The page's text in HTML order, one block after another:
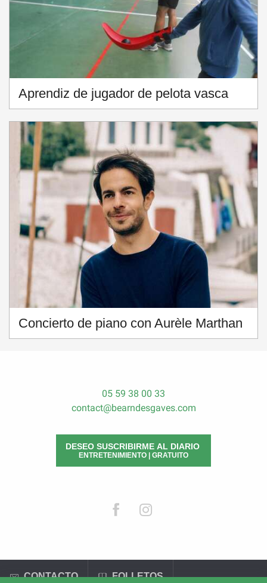
Aprendiz de jugador de pelota vasca
Concierto de piano con Aurèle Marthan
05 59 38 00 33
contact@bearndesgaves.com
DESEO SUSCRIBIRME AL DIARIO
ENTRETENIMIENTO | GRATUITO
CONTACTO FOLLETOS